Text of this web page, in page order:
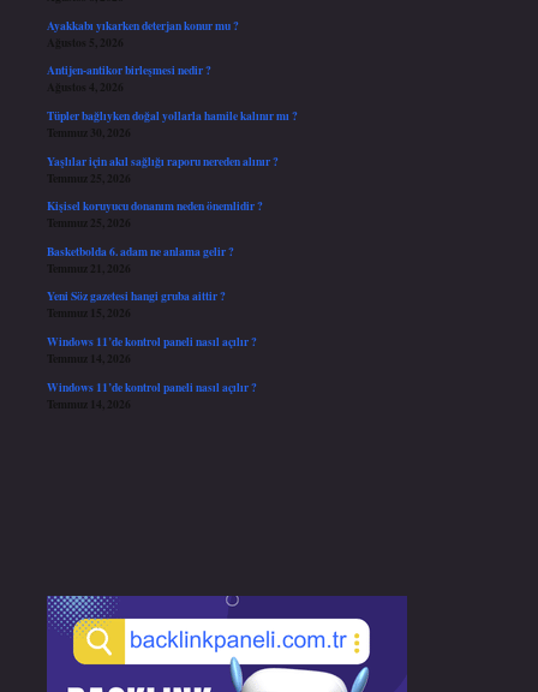
Ayakkabı yıkarken deterjan konur mu ?
Ağustos 5, 2026
Antijen-antikor birleşmesi nedir ?
Ağustos 4, 2026
Tüpler bağlıyken doğal yollarla hamile kalınır mı ?
Temmuz 30, 2026
Yaşlılar için akıl sağlığı raporu nereden alınır ?
Temmuz 25, 2026
Kişisel koruyucu donanım neden önemlidir ?
Temmuz 25, 2026
Basketbolda 6. adam ne anlama gelir ?
Temmuz 21, 2026
Yeni Söz gazetesi hangi gruba aittir ?
Temmuz 15, 2026
Windows 11’de kontrol paneli nasıl açılır ?
Temmuz 14, 2026
Windows 11’de kontrol paneli nasıl açılır ?
Temmuz 14, 2026